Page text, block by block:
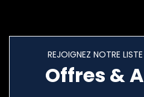
REJOIGNEZ NOTRE
Offres &